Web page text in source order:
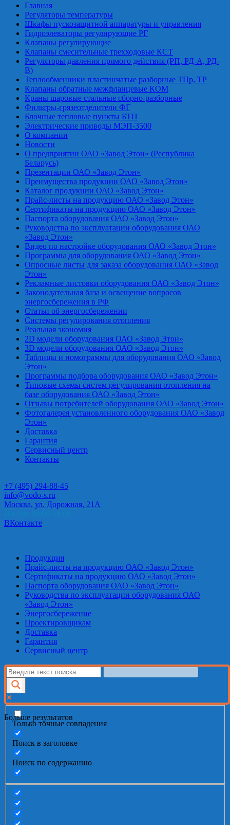
Главная
Регуляторы температуры
Шкафы пускозащитной аппаратуры и управления
Гидроэлеваторы регулирующие РГ
Клапаны регулирующие
Клапаны смесительные трехходовые КСТ
Регуляторы давления прямого действия (РП, РД-А, РД-
В)
Теплообменники пластинчатые разборные ТПр, ТР
Клапаны обратные межфланцевые КОМ
Краны шаровые стальные сборно-разборные
Фильтры-грязеотделители ФГ
Блочные тепловые пункты БТП
Электрические приводы МЭП-3500
О компании
Новости
О предприятии ОАО «Завод Этон» (Республика
Беларусь)
Презентации ОАО «Завод Этон»
Преимущества продукции ОАО «Завод Этон»
Каталог продукции ОАО «Завод Этон»
Прайс-листы на продукцию ОАО «Завод Этон»
Сертификаты на продукцию ОАО «Завод Этон»
Паспорта оборудования ОАО «Завод Этон»
Руководства по эксплуатации оборудования ОАО
«Завод Этон»
Видео по настройке оборудования ОАО «Завод Этон»
Программы для оборудования ОАО «Завод Этон»
Опросные листы для заказа оборудования ОАО «Завод
Этон»
Рекламные листовки оборудования ОАО «Завод Этон»
Законодательная база и освещение вопросов
энергосбережения в РФ
Статьи об энергосбережении
Системы регулирования отопления
Реальная экономия
2D модели оборудования ОАО «Завод Этон»
3D модели оборудования ОАО «Завод Этон»
Таблицы и номограммы для оборудования ОАО «Завод
Этон»
Программы подбора оборудования ОАО «Завод Этон»
Типовые схемы систем регулирования отопления на
базе оборудования ОАО «Завод Этон»
Отзывы потребителей оборудования ОАО «Завод Этон»
Фотогалерея установленного оборудования ОАО «Завод
Этон»
Доставка
Гарантия
Сервисный центр
Контакты
+7 (495) 294-88-45
info@vodo-s.ru
Москва, ул. Дорожная, 21А
ВКонтакте
Продукция
Прайс-листы на продукцию ОАО «Завод Этон»
Сертификаты на продукцию ОАО «Завод Этон»
Паспорта оборудования ОАО «Завод Этон»
Руководства по эксплуатации оборудования ОАО
«Завод Этон»
Энергосбережение
Проектировщикам
Доставка
Гарантия
Сервисный центр
Больше результатов
Только точные совпадения
Поиск в заголовке
Поиск по содержанию